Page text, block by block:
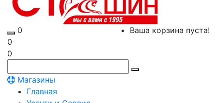
0
Ваша корзина пуста!
0
0
Магазины
Главная